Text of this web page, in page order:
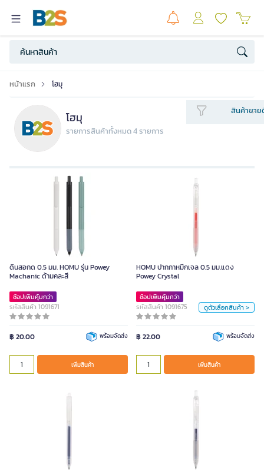
หน้าแรก โฮมุ
โฮมุ
รายการสินค้าทั้งหมด 4 รายการ
สินค้าขาย
ดินสอกด 0.5 มม. HOMU รุ่น Powey
Machanic ด้ามคละสี
ช้อปเพิ่มคุ้มกว่า
รหัสสินค้า 1091671
฿ 20.00 พร้อมจัดส่ง
เพิ่มสินค้า
HOMU ปากกาหมึกเจล 0.5 มม.แดง
Powey Crystal
ช้อปเพิ่มคุ้มกว่า
รหัสสินค้า 1091675
ดูตัวเลือกสินค้า >
฿ 22.00 พร้อมจัดส่ง
เพิ่มสินค้า
HOMU ปากกาหมึกเจล 0.5 มม.แดง
0.5mm.